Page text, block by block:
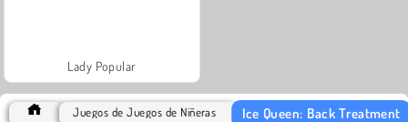
Lady Popular
Juegos de Juegos de Niñeras Ice Queen: Back Treatment